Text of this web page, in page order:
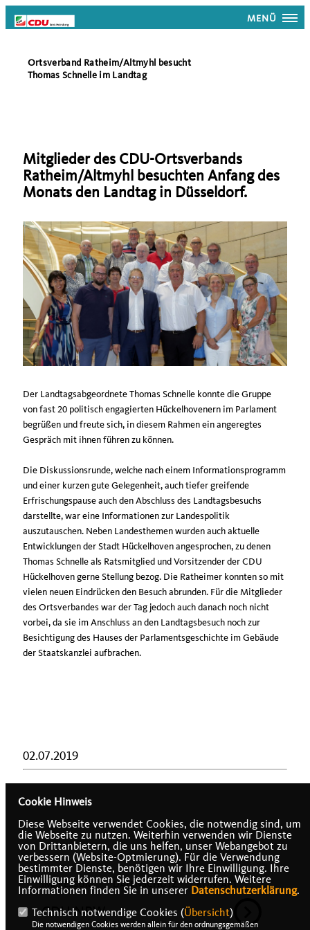
MENÜ
Ortsverband Ratheim/Altmyhl besucht
Thomas Schnelle im Landtag
Mitglieder des CDU-Ortsverbands
Ratheim/Altmyhl besuchten Anfang des
Monats den Landtag in Düsseldorf.
Der Landtagsabgeordnete Thomas Schnelle konnte die Gruppe
von fast 20 politisch engagierten Hückelhovenern im Parlament
begrüßen und freute sich, in diesem Rahmen ein angeregtes
Gespräch mit ihnen führen zu können.
Die Diskussionsrunde, welche nach einem Informationsprogramm
und einer kurzen gute Gelegenheit, auch tiefer greifende
Erfrischungspause auch den Abschluss des Landtagsbesuchs
darstellte, war eine Informationen zur Landespolitik
auszutauschen. Neben Landesthemen wurden auch aktuelle
Entwicklungen der Stadt Hückelhoven angesprochen, zu denen
Thomas Schnelle als Ratsmitglied und Vorsitzender der CDU
Hückelhoven gerne Stellung bezog. Die Ratheimer konnten so mit
vielen neuen Eindrücken den Besuch abrunden. Für die Mitglieder
des Ortsverbandes war der Tag jedoch auch danach noch nicht
vorbei, da sie im Anschluss an den Landtagsbesuch noch zur
Besichtigung des Hauses der Parlamentsgeschichte im Gebäude
der Staatskanzlei aufbrachen.
02.07.2019
IMPRESSUM DATENSCHUTZ KONTAKT
CDU NRW
Cookie Hinweis
Diese Webseite verwendet Cookies, die notwendig sind, um
die Webseite zu nutzen. Weiterhin verwenden wir Dienste
von Drittanbietern, die uns helfen, unser Webangebot zu
verbessern (Website-Optmierung). Für die Verwendung
bestimmter Dienste, benötigen wir Ihre Einwilligung. Ihre
Einwilligung können Sie jederzeit widerrufen. Weitere
Informationen finden Sie in unserer Datenschutzerklärung.
Technisch notwendige Cookies (Übersicht)
Die notwendigen Cookies werden allein für den ordnungsgemäßen